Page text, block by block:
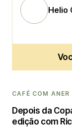
Helio
CAFÉ COM ANER
Depois da
edição com